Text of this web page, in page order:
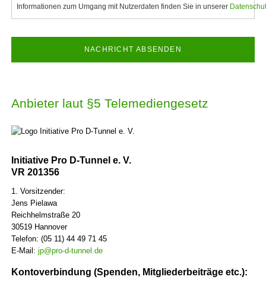
Informationen zum Umgang mit Nutzerdaten finden Sie in unserer
NACHRICHT ABSENDEN
Anbieter laut §5 Telemediengesetz
Initiative Pro D-Tunnel e. V.
VR 201356
1. Vorsitzender:
Jens Pielawa
Reichhelmstraße 20
30519 Hannover
Telefon: (05 11) 44 49 71 45
E-Mail: jp@pro-d-tunnel.de
Kontoverbindung (Spenden, Mitgliederbeiträge etc.):